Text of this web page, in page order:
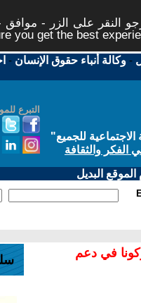
النقر على الزر -
you get the best
-وكالة أنباء حقوق الإنسان -
التبرع
للجميع"
الفكر والثقافة
البديل
في دعم